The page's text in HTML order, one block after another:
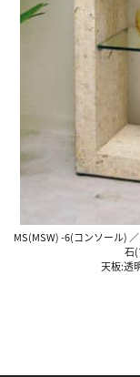
MS(MSW) -6(コンソール)
石
天板:透